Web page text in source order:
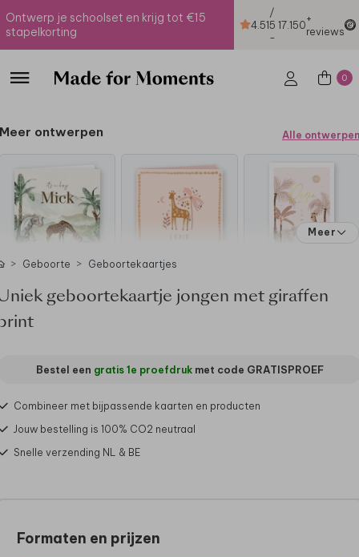
Ontwerp je schoolset en krijg tot €15
stapelkorting
4.51
/
5
-
17.150+
reviews
0
Meer ontwerpen Alle ontwerpen
Meer
Geboorte Geboortekaartjes
geboortekaartje jongen met giraffen
Bestel een gratis 1e proefdrukmet code GRATISPROEF
Combineer met bijpassende kaarten en producten
Jouw bestelling is 100% CO2 neutraal
Snelle verzending NL & BE
Formaten en prijzen